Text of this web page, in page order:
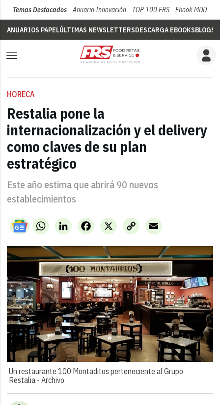
Temas Destacados Anuario Innovación TOP 100 FRS Ebook MDD
ANUARIOS PAPELÚLTIMAS NEWSLETTERSDESCARGA EBOOKSBLOGS
HORECA
Restalia pone la
internacionalización y el delivery
como claves de su plan
estratégico
Este año estima que abrirá 90 nuevos
establecimientos
WhatsAppLinkedIn X
Facebook
Copy
Link
Email
Un restaurante 100 Montaditos perteneciente al Grupo
Restalia -Archivo